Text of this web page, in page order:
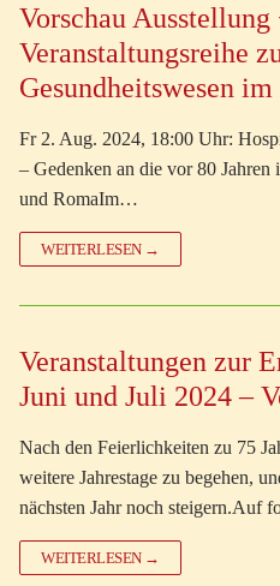
Vorschau Ausstellung
Veranstaltungsreihe
Gesundheitswesen
Fr 2. Aug. 2024, 18:00 Uhr:
– Gedenken an die vor 80
und RomaIm…
WEITERLESEN →
Veranstaltungen zur
Juni und Juli 2024 –
Nach den Feierlichkeiten zu 75
weitere Jahrestage zu begehen,
nächsten Jahr noch steigern.Auf
WEITERLESEN →